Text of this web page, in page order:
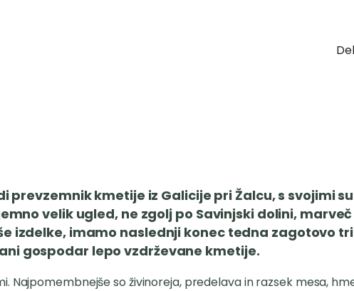
prevzemnik kmetije iz Galicije pri Žalcu, s svojimi
velik ugled, ne zgolj po Savinjski dolini,
izdelke, imamo naslednji konec tedna zagotovo
gospodar lepo vzdrževane kmetije.
Najpomembnejše so živinoreja, predelava in razsek mesa,